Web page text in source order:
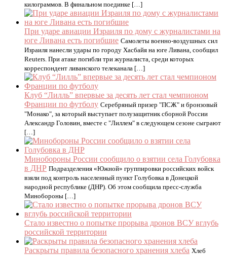
килограммов. В финальном поединке […]
При ударе авиации Израиля по дому с журналистами на
юге Ливана есть погибшие Самолеты военно-воздушных сил
Израиля нанесли удары по городу Хасбайя на юге Ливана, сообщил
Reuters. При атаке погибли три журналиста, среди которых
корреспондент ливанского телеканала […]
Клуб “Лилль” впервые за десять лет стал чемпионом
Франции по футболу Серебряный призер "ПСЖ" и бронзовый
"Монако", за который выступает полузащитник сборной России
Александр Головин, вместе с "Лиллем" в следующем сезоне сыграют
[…]
Минобороны России сообщило о взятии села Голубовка
в ДНР Подразделения «Южной» группировки российских войск
взяли под контроль населенный пункт Голубовка в Донецкой
народной республике (ДНР). Об этом сообщила пресс-служба
Минобороны […]
Стало известно о попытке прорыва дронов ВСУ вглубь
российской территории
Раскрыты правила безопасного хранения хлеба Хлеб